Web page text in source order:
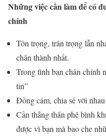
Những việc cần làm để có
chính
Tôn trọng, trân trọng lẫn
chân thành nhất.
Trong tình bạn chân chính
tin”
Đồng cảm, chia sẻ với
Cần thẳng thắn phê bình
được vì bạn mà bao che